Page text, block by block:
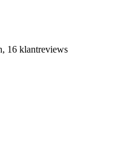
16 klantreviews